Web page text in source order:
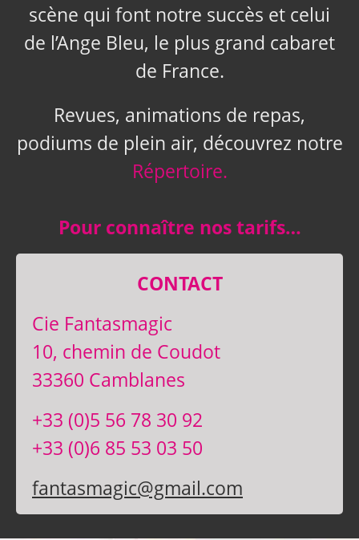
scène qui font notre succès et celui
de l’Ange Bleu, le plus grand cabaret
de France.
Revues, animations de repas,
podiums de plein air, découvrez notre
Répertoire.
Pour connaître nos tarifs…
CONTACT
Cie Fantasmagic
10, chemin de Coudot
33360 Camblanes
+33 (0)5 56 78 30 92
+33 (0)6 85 53 03 50
fantasmagic@gmail.com